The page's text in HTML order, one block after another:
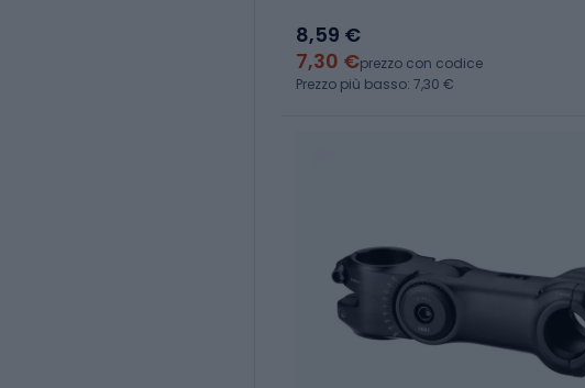
8,59 €
7,30 €prezzo con codice
Prezzo più basso: 7,30 €